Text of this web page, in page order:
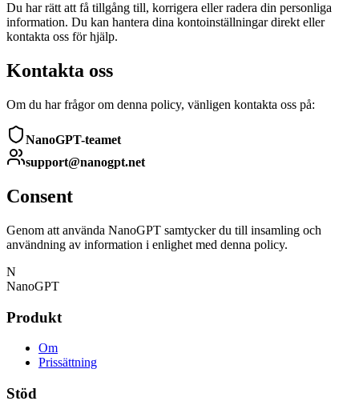
Du har rätt att få tillgång till, korrigera eller radera din personliga
information. Du kan hantera dina kontoinställningar direkt eller
kontakta oss för hjälp.
Kontakta oss
Om du har frågor om denna policy, vänligen kontakta oss på:
NanoGPT-teamet
support@nanogpt.net
Consent
Genom att använda NanoGPT samtycker du till insamling och
användning av information i enlighet med denna policy.
N
NanoGPT
Produkt
Om
Prissättning
Stöd